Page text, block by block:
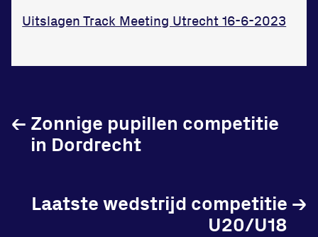
in onze gym
Updates
Uitslagen Track Meeting Utrecht 16-6-2023
Zonnige pupillen competitie
in Dordrecht
←
Laatste wedstrijd competitie
U20/U18
→